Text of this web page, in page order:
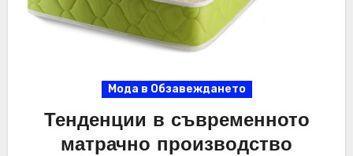
Мода в Обзавеждането
Тенденции в съвременното
матрачно производство